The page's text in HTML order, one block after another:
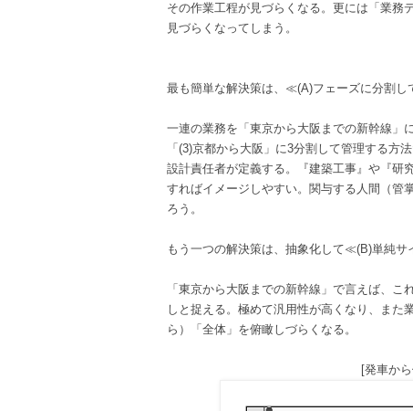
その作業工程が見づらくなる。更には「業務
見づらくなってしまう。
最も簡単な解決策は、≪(A)フェーズに分割し
一連の業務を「東京から大阪までの新幹線」
「(3)京都から大阪」に3分割して管理する方
設計責任者が定義する。『建築工事』や『研
すればイメージしやすい。関与する人間（管
ろう。
もう一つの解決策は、抽象化して≪(B)単純サ
「東京から大阪までの新幹線」で言えば、
しと捉える。極めて汎用性が高くなり、また
ら）「全体」を俯瞰しづらくなる。
[発車か